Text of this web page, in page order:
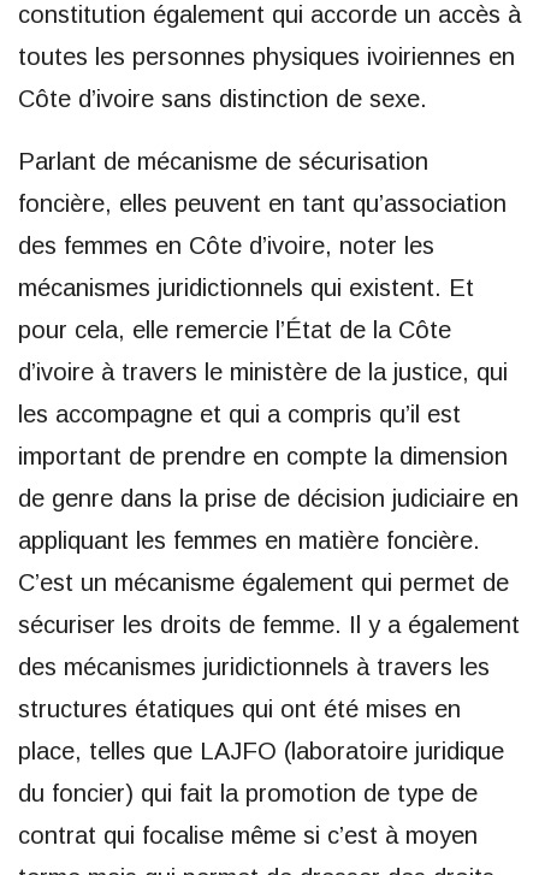
constitution également qui accorde un accès à
toutes les personnes physiques ivoiriennes en
Côte d’ivoire sans distinction de sexe.
Parlant de mécanisme de sécurisation
foncière, elles peuvent en tant qu’association
des femmes en Côte d’ivoire, noter les
mécanismes juridictionnels qui existent. Et
pour cela, elle remercie l’État de la Côte
d’ivoire à travers le ministère de la justice, qui
les accompagne et qui a compris qu’il est
important de prendre en compte la dimension
de genre dans la prise de décision judiciaire en
appliquant les femmes en matière foncière.
C’est un mécanisme également qui permet de
sécuriser les droits de femme. Il y a également
des mécanismes juridictionnels à travers les
structures étatiques qui ont été mises en
place, telles que LAJFO (laboratoire juridique
du foncier) qui fait la promotion de type de
contrat qui focalise même si c’est à moyen